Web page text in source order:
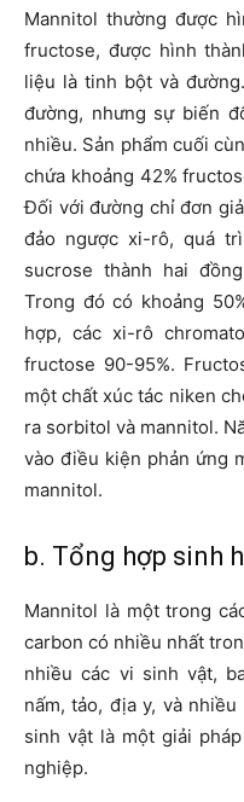
Mannitol thường được
fructose, được hình
liệu là tinh bột và
đường, nhưng sự biến
nhiều. Sản phẩm cuối
chứa khoảng 42%
Đối với đường chỉ đơn
đảo ngược xi-rô, quá
sucrose thành hai
Trong đó có khoảng
hợp, các xi-rô
fructose 90-95%.
một chất xúc tác niken
ra sorbitol và mannitol.
vào điều kiện phản ứng
mannitol.
b. Tổng hợp sinh
Mannitol là một trong
carbon có nhiều nhất
nhiều các vi sinh vật,
nấm, tảo, địa y, và
sinh vật là một giải
nghiệp.